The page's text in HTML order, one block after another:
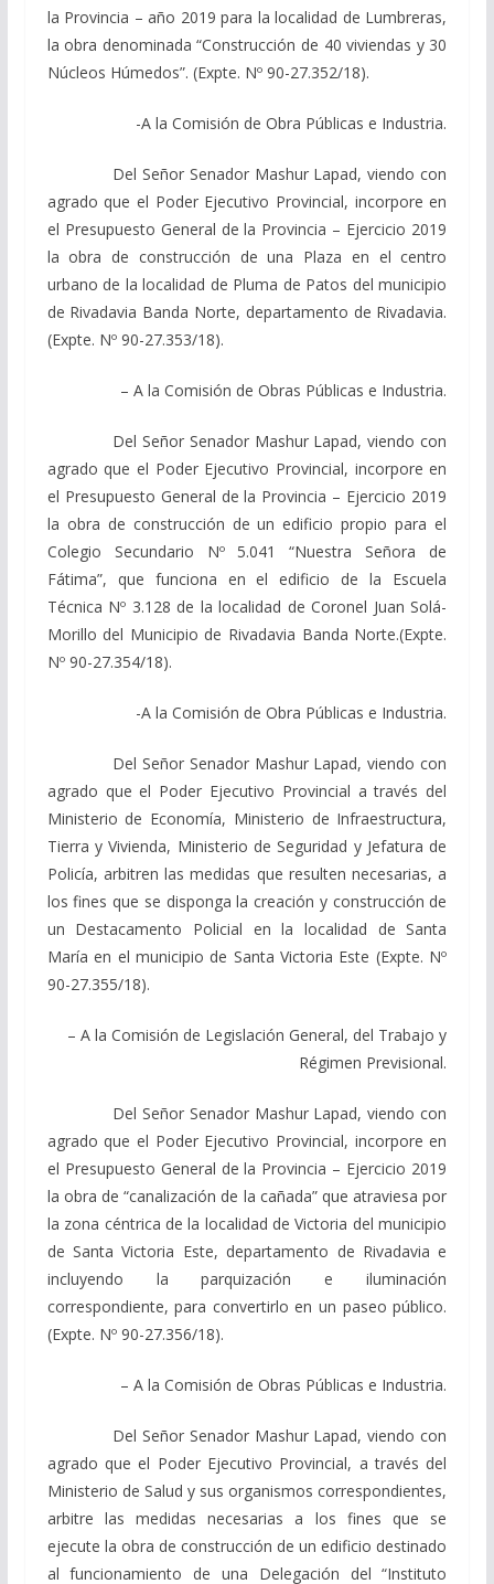
la Provincia – año 2019 para la localidad de Lumbreras,
la obra denominada “Construcción de 40 viviendas y 30
Núcleos Húmedos”. (Expte. Nº 90-27.352/18).
-A la Comisión de Obra Públicas e Industria.
Del Señor Senador Mashur Lapad, viendo con
agrado que el Poder Ejecutivo Provincial, incorpore en
el Presupuesto General de la Provincia – Ejercicio 2019
la obra de construcción de una Plaza en el centro
urbano de la localidad de Pluma de Patos del municipio
de Rivadavia Banda Norte, departamento de Rivadavia.
(Expte. Nº 90-27.353/18).
– A la Comisión de Obras Públicas e Industria.
Del Señor Senador Mashur Lapad, viendo con
agrado que el Poder Ejecutivo Provincial, incorpore en
el Presupuesto General de la Provincia – Ejercicio 2019
la obra de construcción de un edificio propio para el
Colegio Secundario Nº 5.041 “Nuestra Señora de
Fátima”, que funciona en el edificio de la Escuela
Técnica Nº 3.128 de la localidad de Coronel Juan Solá-
Morillo del Municipio de Rivadavia Banda Norte.(Expte.
Nº 90-27.354/18).
-A la Comisión de Obra Públicas e Industria.
Del Señor Senador Mashur Lapad, viendo con
agrado que el Poder Ejecutivo Provincial a través del
Ministerio de Economía, Ministerio de Infraestructura,
Tierra y Vivienda, Ministerio de Seguridad y Jefatura de
Policía, arbitren las medidas que resulten necesarias, a
los fines que se disponga la creación y construcción de
un Destacamento Policial en la localidad de Santa
María en el municipio de Santa Victoria Este (Expte. Nº
90-27.355/18).
– A la Comisión de Legislación General, del Trabajo y
Régimen Previsional.
Del Señor Senador Mashur Lapad, viendo con
agrado que el Poder Ejecutivo Provincial, incorpore en
el Presupuesto General de la Provincia – Ejercicio 2019
la obra de “canalización de la cañada” que atraviesa por
la zona céntrica de la localidad de Victoria del municipio
de Santa Victoria Este, departamento de Rivadavia e
incluyendo la parquización e iluminación
correspondiente, para convertirlo en un paseo público.
(Expte. Nº 90-27.356/18).
– A la Comisión de Obras Públicas e Industria.
Del Señor Senador Mashur Lapad, viendo con
agrado que el Poder Ejecutivo Provincial, a través del
Ministerio de Salud y sus organismos correspondientes,
arbitre las medidas necesarias a los fines que se
ejecute la obra de construcción de un edificio destinado
al funcionamiento de una Delegación del “Instituto